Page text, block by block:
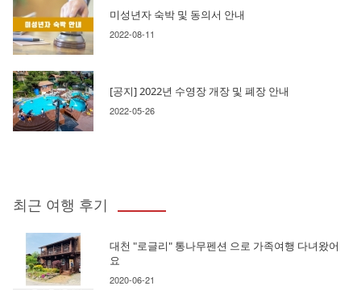
미성년자 숙박 및 동의서 안내
2022-08-11
[공지] 2022년 수영장 개장 및 폐장 안내
2022-05-26
최근 여행 후기
대천 "로글리" 통나무펜션 으로 가족여행 다녀왔어
요
2020-06-21